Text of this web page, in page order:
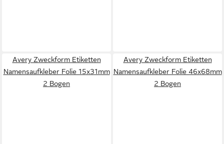
Avery Zweckform Etiketten
Namensaufkleber Folie 15x31mm
2 Bogen
Avery Zweckform Etiketten
Namensaufkleber Folie 46x68mm
2 Bogen